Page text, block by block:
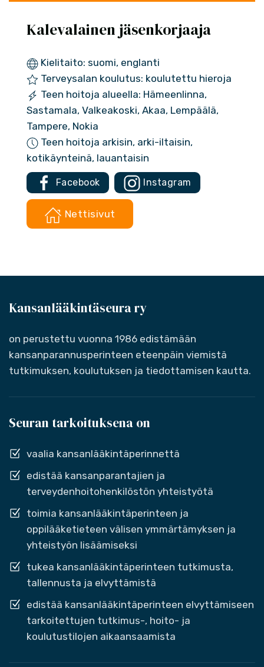
Kalevalainen jäsenkorjaaja
Kielitaito: suomi, englanti
Terveysalan koulutus: koulutettu hieroja
Teen hoitoja alueella: Hämeenlinna,
Sastamala, Valkeakoski, Akaa, Lempäälä,
Tampere, Nokia
Teen hoitoja arkisin, arki-iltaisin,
kotikäynteinä, lauantaisin
Facebook Instagram
Nettisivut
Kansanlääkintäseura ry
on perustettu vuonna 1986 edistämään
kansanparannusperinteen eteenpäin viemistä
tutkimuksen, koulutuksen ja tiedottamisen kautta.
Seuran tarkoituksena on
vaalia kansanlääkintäperinnettä
edistää kansanparantajien ja
terveydenhoitohenkilöstön yhteistyötä
toimia kansanlääkintäperinteen ja
oppilääketieteen välisen ymmärtämyksen ja
yhteistyön lisäämiseksi
tukea kansanlääkintäperinteen tutkimusta,
tallennusta ja elvyttämistä
edistää kansanlääkintäperinteen elvyttämiseen
tarkoitettujen tutkimus-, hoito- ja
koulutustilojen aikaansaamista